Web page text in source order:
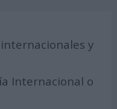
y
Internacional o